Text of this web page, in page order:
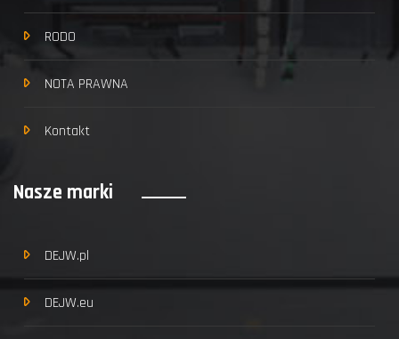
RODO
NOTA PRAWNA
Kontakt
Nasze marki
DEJW.pl
DEJW.eu